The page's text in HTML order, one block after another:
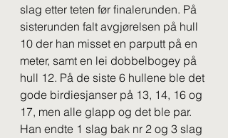
slag etter teten før finalerunden. På
sisterunden falt avgjørelsen på hull
10 der han misset en parputt på en
meter, samt en lei dobbelbogey på
hull 12. På de siste 6 hullene ble det
gode birdiesjanser på 13, 14, 16 og
17, men alle glapp og det ble par.
Han endte 1 slag bak nr 2 og 3 slag